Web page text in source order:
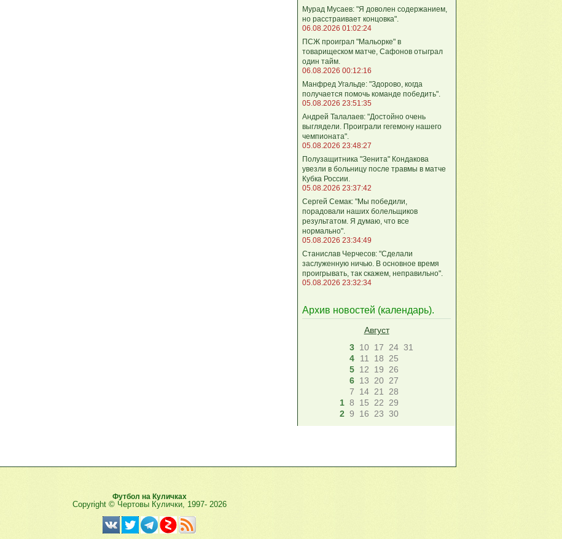
Мурад Мусаев: "Я доволен содержанием,
но расстраивает концовка".
06.08.2026 01:02:24
ПСЖ проиграл "Мальорке" в
товарищеском матче, Сафонов отыграл
один тайм.
06.08.2026 00:12:16
Манфред Угальде: "Здорово, когда
получается помочь команде победить".
05.08.2026 23:51:35
Андрей Талалаев: "Достойно очень
выглядели. Проиграли гегемону нашего
чемпионата".
05.08.2026 23:48:27
Полузащитника "Зенита" Кондакова
увезли в больницу после травмы в матче
Кубка России.
05.08.2026 23:37:42
Сергей Семак: "Мы победили,
порадовали наших болельщиков
результатом. Я думаю, что все
нормально".
05.08.2026 23:34:49
Станислав Черчесов: "Сделали
заслуженную ничью. В основное время
проигрывать, так скажем, неправильно".
05.08.2026 23:32:34
Архив новостей (календарь).
Август
3 10 17 24 31
4
11 18
25
5 12 19
26
6 13 20 27
7
14 21
28
1 8 15 22
29
2 9 16 23 30
Футбол на Куличках
Copyright © Чертовы Кулички, 1997- 2026